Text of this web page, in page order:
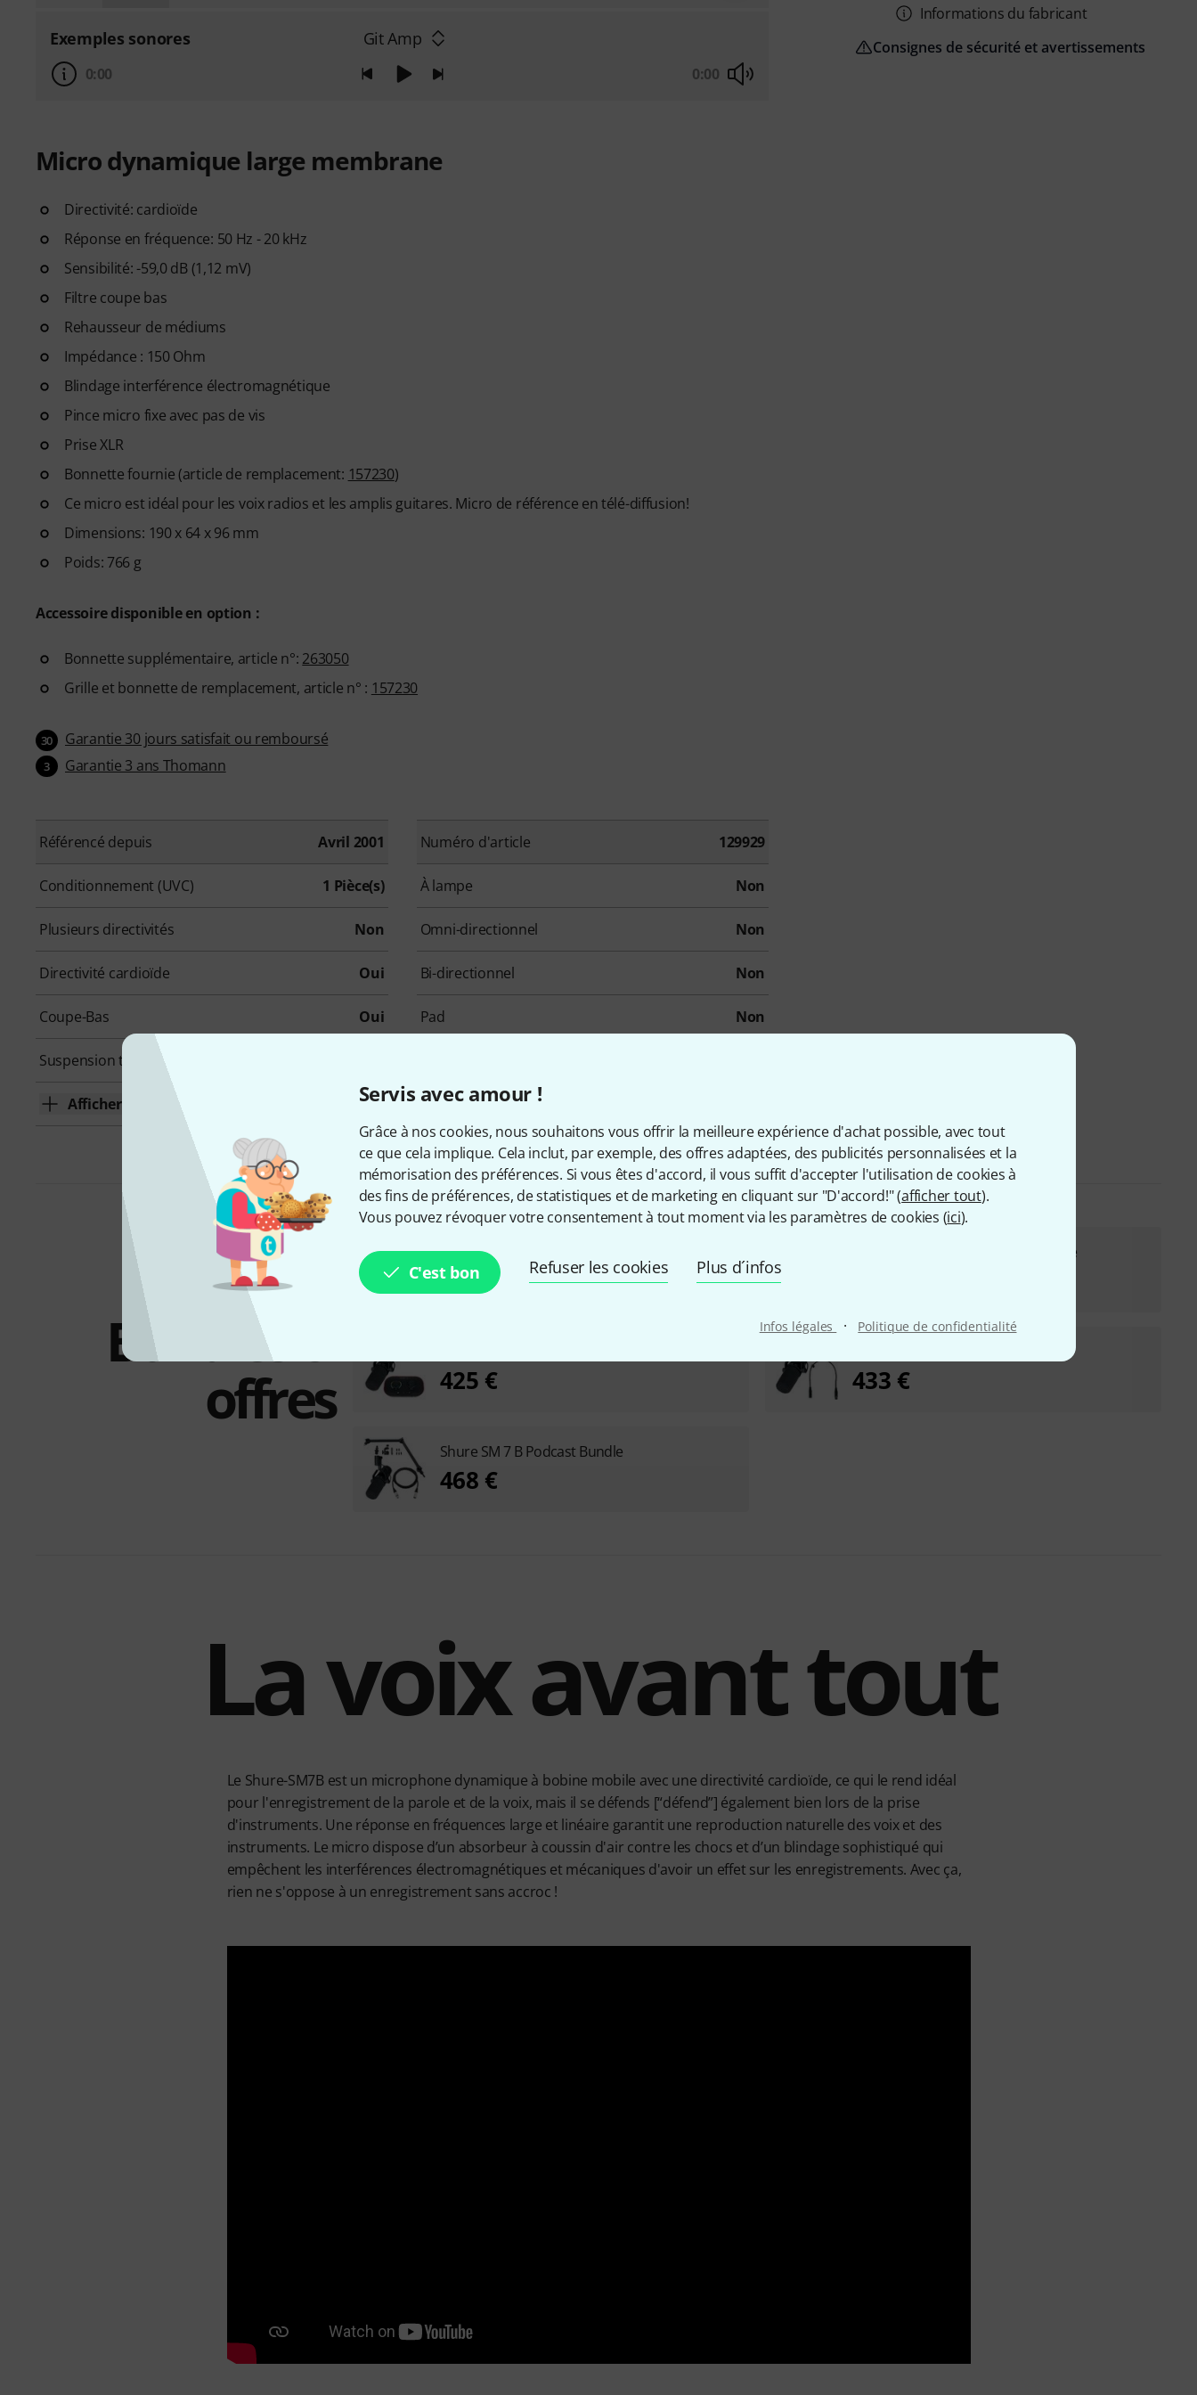
Servis avec amour !
Grâce à nos cookies, nous souhaitons vous offrir la meilleure expérience d'achat possible, avec tout
ce que cela implique. Cela inclut, par exemple, des offres adaptées, des publicités personnalisées et la
mémorisation des préférences. Si vous êtes d'accord, il vous suffit d'accepter l'utilisation de cookies à
des fins de préférences, de statistiques et de marketing en cliquant sur "D'accord!" (afficher tout).
Vous pouvez révoquer votre consentement à tout moment via les paramètres de cookies (ici).
C'est bon Refuser les cookies Plus d´infos
Infos légales · Politique de confidentialité
Exemples sonores Git Amp
0:00 0:00
Micro dynamique large membrane
Directivité: cardioïde
Réponse en fréquence: 50 Hz - 20 kHz
Sensibilité: -59,0 dB (1,12 mV)
Filtre coupe bas
Rehausseur de médiums
Impédance : 150 Ohm
Blindage interférence électromagnétique
Pince micro fixe avec pas de vis
Prise XLR
Bonnette fournie (article de remplacement: 157230)
Ce micro est idéal pour les voix radios et les amplis guitares. Micro de référence en télé-diffusion!
Dimensions: 190 x 64 x 96 mm
Poids: 766 g
Accessoire disponible en option :
Bonnette supplémentaire, article n°: 263050
Grille et bonnette de remplacement, article n° : 157230
30 Garantie 30 jours satisfait ou remboursé
3 Garantie 3 ans Thomann
Référencé depuis Avril 2001 Numéro d'article 129929
Conditionnement (UVC) 1 Pièce(s) À lampe Non
Plusieurs directivités Non Omni-directionnel Non
Directivité cardioïde Oui Bi-directionnel Non
Coupe-Bas Oui Pad Non
Suspension type araignée incl.
Afficher plus
Informations du fabricant
Consignes de sécurité et avertissements
Bundles &
offres
Shure SM 7 B EVA Case Bundle
411 €
Shure SM 7 B Desktop Stand Bundle
425 € 433 €
Shure SM 7 B Podcast Bundle
468 €
La voix avant tout
Le Shure-SM7B est un microphone dynamique à bobine mobile avec une directivité cardioïde, ce qui le rend idéal
pour l'enregistrement de la parole et de la voix, mais il se défends [“défend”] également bien lors de la prise
d'instruments. Une réponse en fréquences large et linéaire garantit une reproduction naturelle des voix et des
instruments. Le micro dispose d’un absorbeur à coussin d'air contre les chocs et d’un blindage sophistiqué qui
empêchent les interférences électromagnétiques et mécaniques d'avoir un effet sur les enregistrements. Avec ça,
rien ne s'oppose à un enregistrement sans accroc !